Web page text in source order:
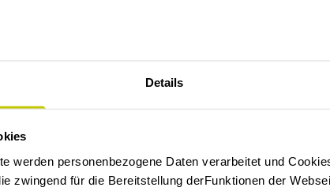
Details
werden personenbezogene Daten verarbeitet und
zwingend für die Bereitstellung derFunktionen der